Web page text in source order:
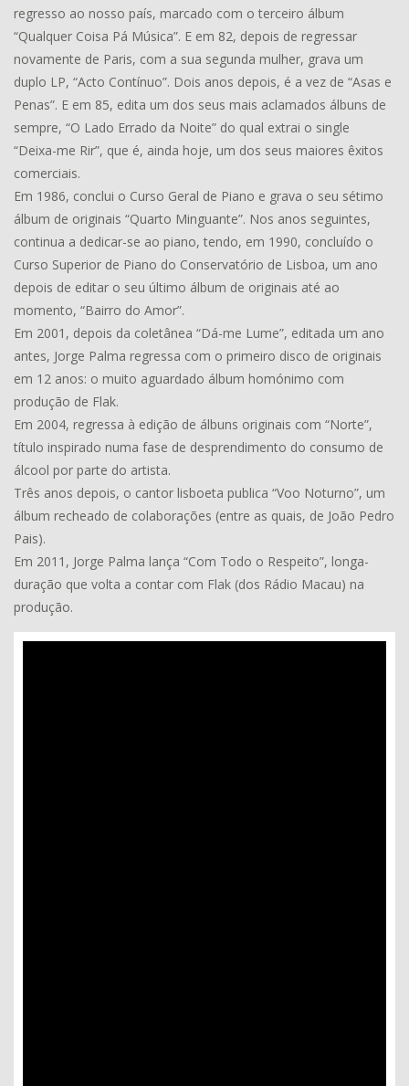
regresso ao nosso país, marcado com o terceiro álbum
“Qualquer Coisa Pá Música”. E em 82, depois de regressar
novamente de Paris, com a sua segunda mulher, grava um
duplo LP, “Acto Contínuo”. Dois anos depois, é a vez de “Asas e
Penas”. E em 85, edita um dos seus mais aclamados álbuns de
sempre, “O Lado Errado da Noite” do qual extrai o single
“Deixa-me Rir”, que é, ainda hoje, um dos seus maiores êxitos
comerciais.
Em 1986, conclui o Curso Geral de Piano e grava o seu sétimo
álbum de originais “Quarto Minguante”. Nos anos seguintes,
continua a dedicar-se ao piano, tendo, em 1990, concluído o
Curso Superior de Piano do Conservatório de Lisboa, um ano
depois de editar o seu último álbum de originais até ao
momento, “Bairro do Amor”.
Em 2001, depois da coletânea “Dá-me Lume”, editada um ano
antes, Jorge Palma regressa com o primeiro disco de originais
em 12 anos: o muito aguardado álbum homónimo com
produção de Flak.
Em 2004, regressa à edição de álbuns originais com “Norte”,
título inspirado numa fase de desprendimento do consumo de
álcool por parte do artista.
Três anos depois, o cantor lisboeta publica “Voo Noturno”, um
álbum recheado de colaborações (entre as quais, de João Pedro
Pais).
Em 2011, Jorge Palma lança “Com Todo o Respeito”, longa-
duração que volta a contar com Flak (dos Rádio Macau) na
produção.